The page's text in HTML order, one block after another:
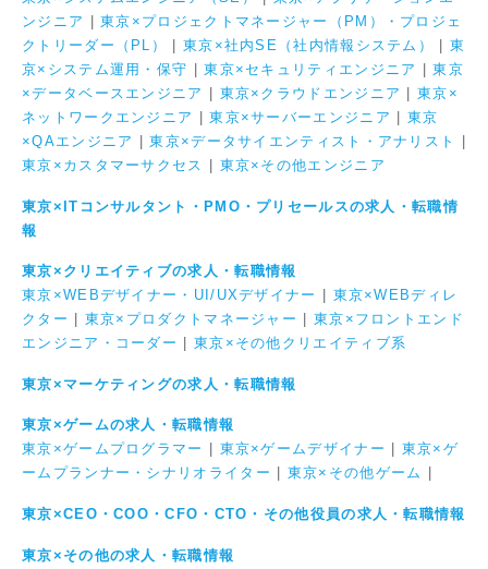
ンジニア
|東京×プロジェクトマネージャー（PM）・プロジェ
クトリーダー（PL）
東京×社内SE（社内情報システム）
東
京×システム運用・保守 |東京×セキュリティエンジニア |東京
×データベースエンジニア
東京×クラウドエンジニア |東京×
ネットワークエンジニア
|東京×サーバーエンジニア
東京
×QAエンジニア
|東京×データサイエンティスト・アナリスト
東京×カスタマーサクセス
東京×その他エンジニア
東京×ITコンサルタント・PMO・プリセールスの求人・転職情
報
東京×クリエイティブの求人・転職情報
東京×WEBデザイナー・UI/UXデザイナー
東京×WEBディレ
クター
東京×プロダクトマネージャー
東京×フロントエンド
エンジニア・コーダー
東京×その他クリエイティブ系
東京×マーケティングの求人・転職情報
東京×ゲームの求人・転職情報
東京×ゲームプログラマー
東京×ゲームデザイナー
東京×ゲ
ームプランナー・シナリオライター
東京×その他ゲーム
東京×CEO・COO・CFO・CTO・その他役員の求人・転職情報
東京×その他の求人・転職情報